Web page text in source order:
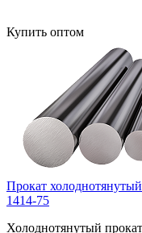
Купить оптом
Прокат
1414-75
Холоднотянутый